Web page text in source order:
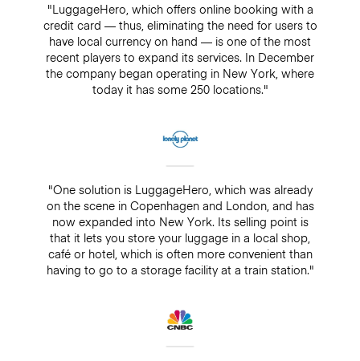
"LuggageHero, which offers online booking with a
credit card — thus, eliminating the need for users to
have local currency on hand — is one of the most
recent players to expand its services. In December
the company began operating in New York, where
today it has some 250 locations."
"One solution is LuggageHero, which was already
on the scene in Copenhagen and London, and has
now expanded into New York. Its selling point is
that it lets you store your luggage in a local shop,
café or hotel, which is often more convenient than
having to go to a storage facility at a train station."